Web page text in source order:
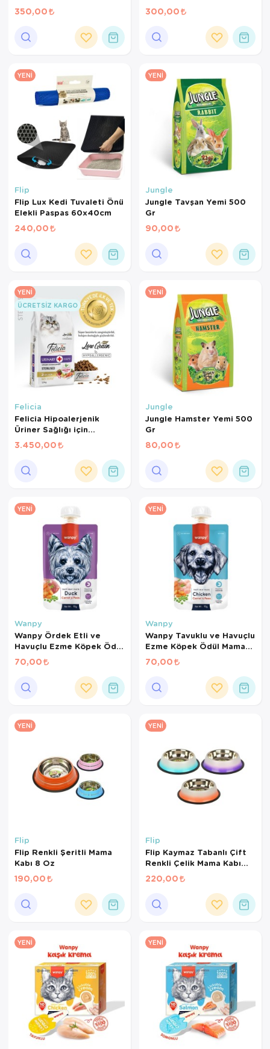
720 ml
350,00
480 ml
300,00
YENI
Flip
Flip Lux Kedi Tuvaleti Önü
Elekli Paspas 60x40cm
240,00
YENI
Jungle
Jungle Tavşan Yemi 500
Gr
90,00
YENI
ÜCRETSIZ KARGO
Felicia
Felicia Hipoalerjenik
Üriner Sağlığı için
Somonlu Düşük Tahıllı
Kısırlaştırılmış Kedi
3.450,00
YENI
Jungle
Jungle Hamster Yemi 500
Gr
80,00
YENI
Wanpy
Wanpy Ördek Etli ve
Havuçlu Ezme Köpek Ödül
Maması 90 Gr
70,00
YENI
Wanpy
Wanpy Tavuklu ve Havuçlu
Ezme Köpek Ödül Maması
90 Gr
70,00
YENI
Flip
Flip Renkli Şeritli Mama
Kabı 8 Oz
190,00
YENI
Flip
Flip Kaymaz Tabanlı Çift
Renkli Çelik Mama Kabı
240 ml
220,00
YENI YENI